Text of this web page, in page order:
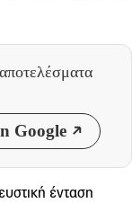
Google
ένταση